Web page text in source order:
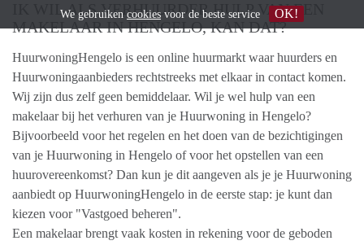
IK WIL ALS VERHUURDER HULP VAN EEN
MAKELAAR IN HENGELO, KAN DAT?
HuurwoningHengelo is een online huurmarkt waar huurders en
Huurwoningaanbieders rechtstreeks met elkaar in contact komen.
Wij zijn dus zelf geen bemiddelaar. Wil je wel hulp van een
makelaar bij het verhuren van je Huurwoning in Hengelo?
Bijvoorbeeld voor het regelen en het doen van de bezichtigingen
van je Huurwoning in Hengelo of voor het opstellen van een
huurovereenkomst? Dan kun je dit aangeven als je je Huurwoning
aanbiedt op HuurwoningHengelo in de eerste stap: je kunt dan
kiezen voor "Vastgoed beheren".
Een makelaar brengt vaak kosten in rekening voor de geboden
We gebruiken cookies voor de beste service OK!